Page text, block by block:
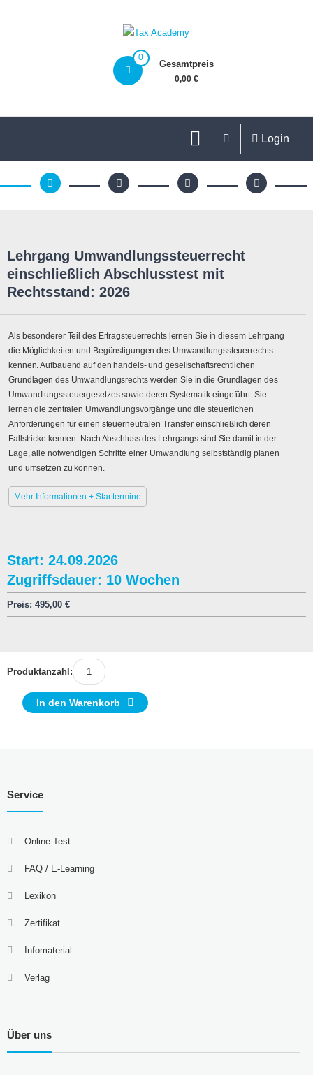
0
Gesamtpreis
0,00 €
Login
Lehrgang Umwandlungssteuerrecht
einschließlich Abschlusstest mit
Rechtsstand: 2026
Als besonderer Teil des Ertragsteuerrechts lernen Sie in diesem Lehrgang
die Möglichkeiten und Begünstigungen des Umwandlungssteuerrechts
kennen. Aufbauend auf den handels- und gesellschaftsrechtlichen
Grundlagen des Umwandlungsrechts werden Sie in die Grundlagen des
Umwandlungssteuergesetzes sowie deren Systematik eingeführt. Sie
lernen die zentralen Umwandlungsvorgänge und die steuerlichen
Anforderungen für einen steuerneutralen Transfer einschließlich deren
Fallstricke kennen. Nach Abschluss des Lehrgangs sind Sie damit in der
Lage, alle notwendigen Schritte einer Umwandlung selbstständig planen
und umsetzen zu können.
Mehr Informationen + Starttermine
Start: 24.09.2026
Zugriffsdauer: 10 Wochen
Preis: 495,00 €
Produktanzahl:
In den Warenkorb
Service
Online-Test
FAQ / E-Learning
Lexikon
Zertifikat
Infomaterial
Verlag
Über uns